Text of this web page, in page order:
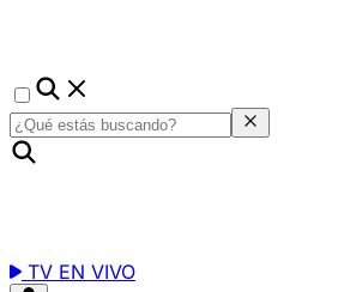
TV EN VIVO